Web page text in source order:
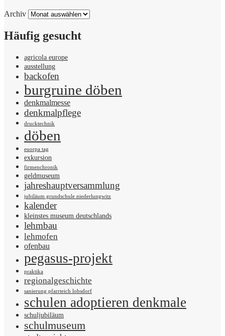
Archiv
Häufig gesucht
agricola europe
ausstellung
backofen
burgruine döben
denkmalmesse
denkmalpflege
drucktechnik
döben
euorpa tag
exkursion
firmenchronik
geldmuseum
jahreshauptversammlung
jubiläum grundschule niederlungwitz
kalender
kleinstes museum deutschlands
lehmbau
lehmofen
ofenbau
pegasus-projekt
praktika
regionalgeschichte
sanierung pfarrteich lobsdorf
schulen adoptieren denkmale
schuljubiläum
schulmuseum